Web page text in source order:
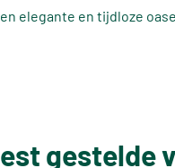
elegante en tijdloze
gestelde